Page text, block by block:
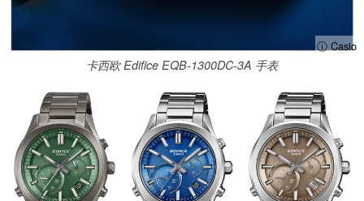
ⓘ Casio
卡西欧 Edifice EQB-1300DC-3A 手表